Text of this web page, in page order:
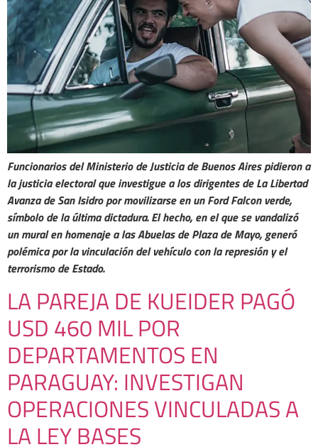
Funcionarios del Ministerio de Justicia de Buenos Aires pidieron a
la justicia electoral que investigue a los dirigentes de La Libertad
Avanza de San Isidro por movilizarse en un Ford Falcon verde,
símbolo de la última dictadura. El hecho, en el que se vandalizó
un mural en homenaje a las Abuelas de Plaza de Mayo, generó
polémica por la vinculación del vehículo con la represión y el
terrorismo de Estado.
LA PAREJA DE KUEIDER PAGÓ
USD 460 MIL POR
DEPARTAMENTOS EN
PARAGUAY: INVESTIGAN
OPERACIONES VINCULADAS A
LA LEY BASES